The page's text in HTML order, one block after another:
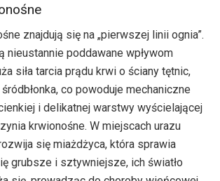
znajdują się na „pierwszej linii ognia”.
nieustannie poddawane wpływom
siła tarcia prądu krwi o ściany tętnic,
co powoduje mechaniczne
i delikatnej warstwy wyścielającej
krwionośne. W miejscach urazu
się miażdżyca, która sprawia
grubsze i sztywniejsze, ich światło